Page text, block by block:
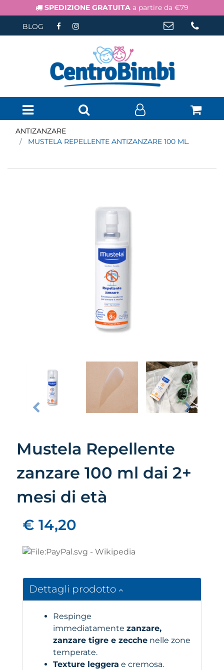
SPEDIZIONE GRATUITA a partire da €79
BLOG
Open menu
ANTIZANZARE
MUSTELA REPELLENTE ANTIZANZARE 100 ML.
Mustela Repellente
zanzare 100 ml dai 2+
mesi di età
€ 14,20
Dettagli prodotto
Respinge
immediatamente zanzare,
zanzare tigre e zecche nelle zone
temperate.
Texture leggera e cremosa.